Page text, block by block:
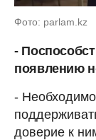
Фото: parlam.kz
-
появлению
-
доверие к